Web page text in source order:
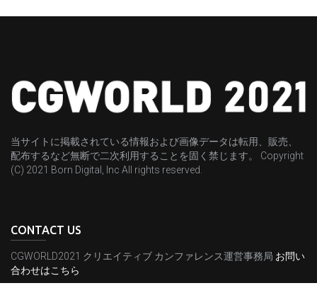
当サイトに掲載されている情報および画像データは転用、販売、
配布するなど無断で二次利用することを固く禁じます。 Copyright
(C) 2021 Born Digital, Inc All rights reserved.
CONTACT US
CGWORLD2021 クリエイティブ カンファレンス運営事務局 お問い
合わせはこちら